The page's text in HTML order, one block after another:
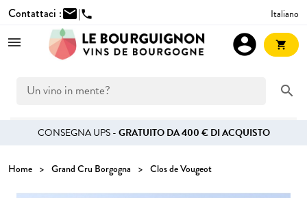
Contattaci :mail|phone Italiano
search
account_circle shopping_cart
CONSEGNA UPS -GRATUITO DA 400 € DI ACQUISTO
Home Grand Cru Borgogna Clos de Vougeot